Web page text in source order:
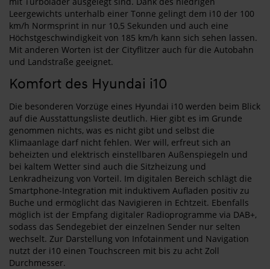
Leergewichts unterhalb einer Tonne gelingt dem i10 der 100
km/h Normsprint in nur 10,5 Sekunden und auch eine
Höchstgeschwindigkeit von 185 km/h kann sich sehen lassen.
Mit anderen Worten ist der Cityflitzer auch für die Autobahn
und Landstraße geeignet.
Komfort des Hyundai i10
Die besonderen Vorzüge eines Hyundai i10 werden beim Blick
auf die Ausstattungsliste deutlich. Hier gibt es im Grunde
genommen nichts, was es nicht gibt und selbst die
Klimaanlage darf nicht fehlen. Wer will, erfreut sich an
beheizten und elektrisch einstellbaren Außenspiegeln und
bei kaltem Wetter sind auch die Sitzheizung und
Lenkradheizung von Vorteil. Im digitalen Bereich schlägt die
Smartphone-Integration mit induktivem Aufladen positiv zu
Buche und ermöglicht das Navigieren in Echtzeit. Ebenfalls
möglich ist der Empfang digitaler Radioprogramme via DAB+,
sodass das Sendegebiet der einzelnen Sender nur selten
wechselt. Zur Darstellung von Infotainment und Navigation
nutzt der i10 einen Touchscreen mit bis zu acht Zoll
Durchmesser.